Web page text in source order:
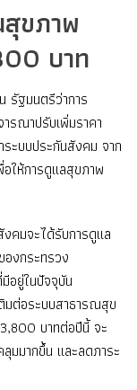
ขภาพ
บาท
รัฐมนตรีว่าการ
รณาปรับเพิ่มราคา
ะบบประกันสังคม จาก
ให้การดูแลสุขภาพ
คมจะได้รับการดูแล
งกระทรวง
อยู่ในปัจจุบัน
มต่อระบบสาธารณสุข
บาทต่อปีนี้ จะ
มมากขึ้น และลดภาระ